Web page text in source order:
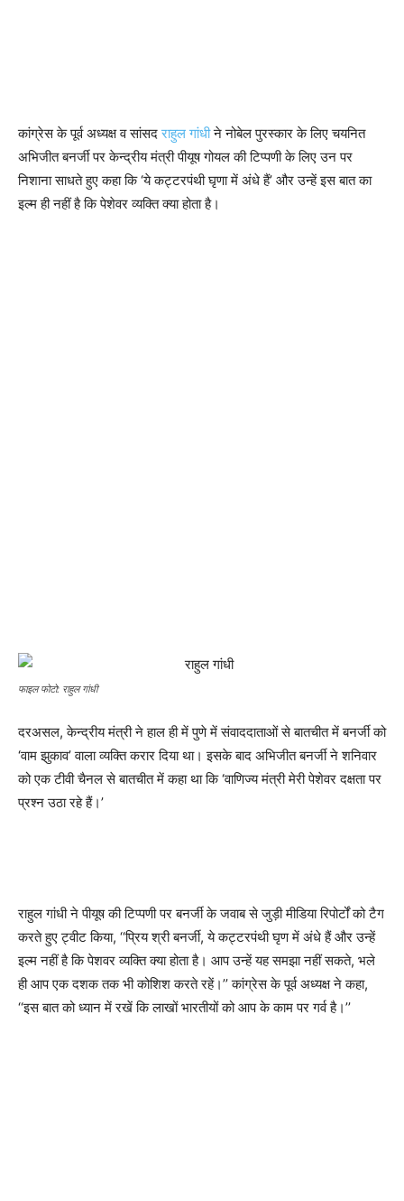
कांग्रेस के पूर्व अध्यक्ष व सांसदराहुल गांधीने नोबेल पुरस्कार के लिए चयनित
अभिजीत बनर्जी पर केन्द्रीय मंत्री पीयूष गोयल की टिप्पणी के लिए उन पर
निशाना साधते हुए कहा कि ‘ये कट्टरपंथी घृणा में अंधे हैं’ और उन्हें इस बात का
इल्म ही नहीं है कि पेशेवर व्यक्ति क्या होता है।
फाइल फोटो: राहुल गांधी
दरअसल, केन्द्रीय मंत्री ने हाल ही में पुणे में संवाददाताओं से बातचीत में बनर्जी को
‘वाम झुकाव’ वाला व्यक्ति करार दिया था। इसके बाद अभिजीत बनर्जी ने शनिवार
को एक टीवी चैनल से बातचीत में कहा था कि ‘वाणिज्य मंत्री मेरी पेशेवर दक्षता पर
प्रश्न उठा रहे हैं।’
राहुल गांधी ने पीयूष की टिप्पणी पर बनर्जी के जवाब से जुड़ी मीडिया रिपोर्टों को टैग
करते हुए ट्वीट किया, ‘‘प्रिय श्री बनर्जी, ये कट्टरपंथी घृण में अंधे हैं और उन्हें
इल्म नहीं है कि पेशवर व्यक्ति क्या होता है। आप उन्हें यह समझा नहीं सकते, भले
ही आप एक दशक तक भी कोशिश करते रहें।’’ कांग्रेस के पूर्व अध्यक्ष ने कहा,
‘‘इस बात को ध्यान में रखें कि लाखों भारतीयों को आप के काम पर गर्व है।’’